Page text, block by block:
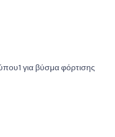
για βύσμα φόρτισης